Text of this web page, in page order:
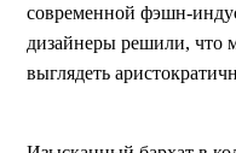
современной фэшн-
дизайнеры решили, что
выглядеть